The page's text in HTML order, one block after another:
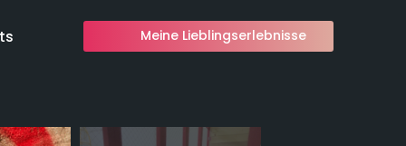
Meine Lieblingserlebnisse